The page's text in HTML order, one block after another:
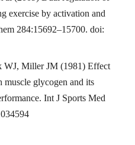
exercise by activation and
284:15692–15700. doi:
WJ, Miller JM (1981) Effect
muscle glycogen and its
Int J Sports Med